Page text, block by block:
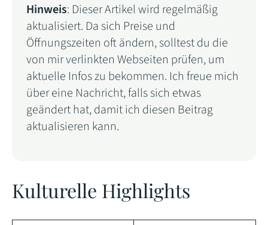
Hinweis: Dieser Artikel wird regelmäßig
aktualisiert. Da sich Preise und
Öffnungszeiten oft ändern, solltest du die
von mir verlinkten Webseiten prüfen, um
aktuelle Infos zu bekommen. Ich freue mich
über eine Nachricht, falls sich etwas
geändert hat, damit ich diesen Beitrag
aktualisieren kann.
Kulturelle Highlights